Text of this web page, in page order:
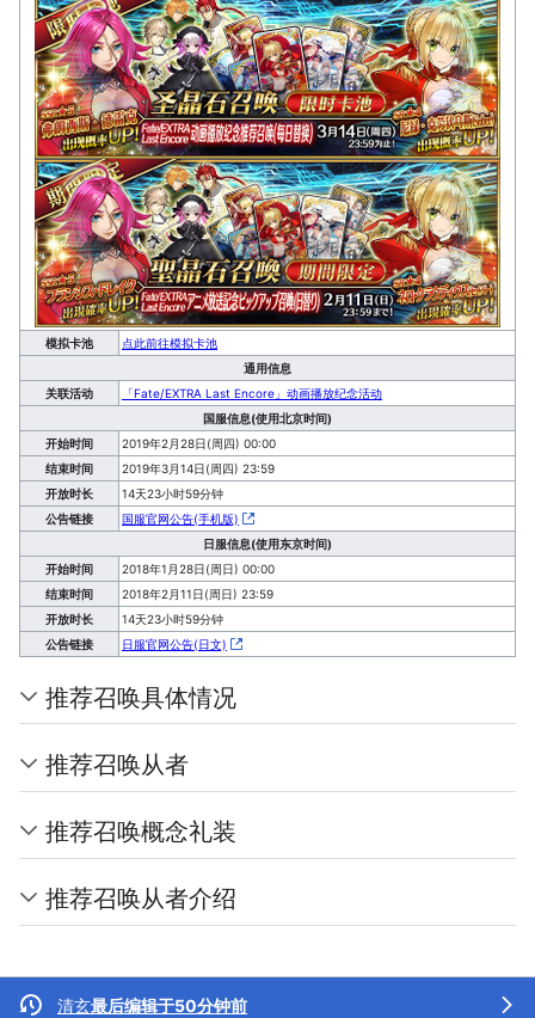
模拟卡池
点此前往模拟卡池
通用信息
关联活动
「Fate/EXTRA Last Encore」动画播放纪念活动
国服信息(使用北京时间)
开始时间
2019年2月28日(周四) 00:00
结束时间
2019年3月14日(周四) 23:59
开放时长
14天23小时59分钟
公告链接
国服官网公告(手机版)
日服信息(使用东京时间)
开始时间
2018年1月28日(周日) 00:00
结束时间
2018年2月11日(周日) 23:59
开放时长
14天23小时59分钟
公告链接
日服官网公告(日文)
推荐召唤具体情况
推荐召唤从者
推荐召唤概念礼装
推荐召唤从者介绍
清玄最后编辑于50分钟前